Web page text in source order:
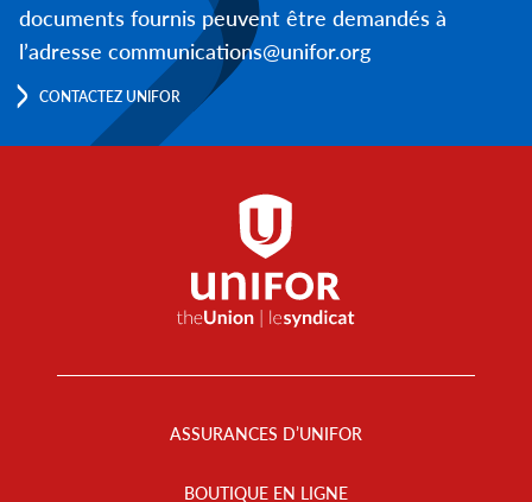
documents fournis peuvent être demandés à
l’adresse communications@unifor.org
CONTACTEZ UNIFOR
ASSURANCES D’UNIFOR
BOUTIQUE EN LIGNE